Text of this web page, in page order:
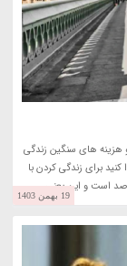
و هزینه های سنگین زندگی
برای زندگی کردن با
19 بهمن 1403